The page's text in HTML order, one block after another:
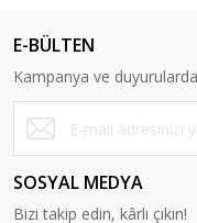
E-BÜLTEN
Kampanya ve
SOSYAL MEDYA
Bizi takip edin, kârlı çıkın!